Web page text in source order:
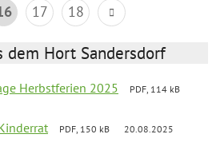
17 18
dem Hort Sandersdorf
Herbstferien 2025
PDF, 114 kB
PDF, 150 kB 20.08.2025